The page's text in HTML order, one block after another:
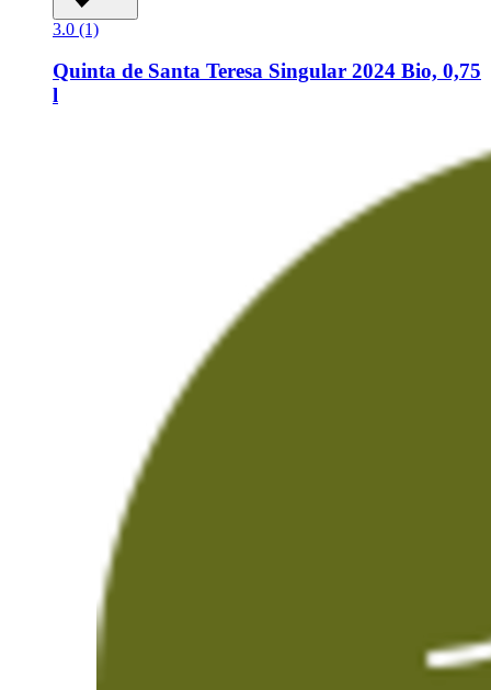
3.0 (1)
Quinta de Santa Teresa Singular 2024 Bio, 0,75
l